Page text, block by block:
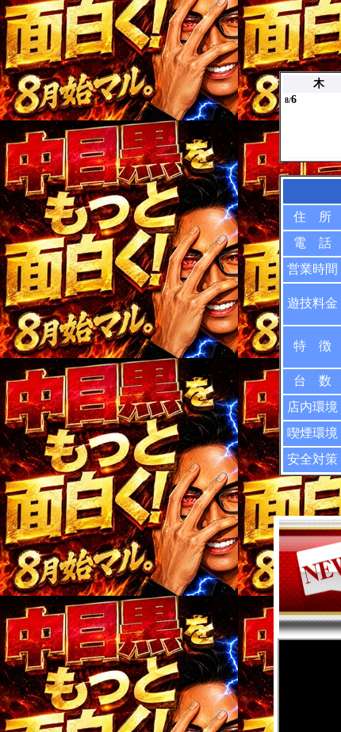
木
8/6
住 所
電 話
営業時間
遊技料金
特 徴
台 数
店内環境
喫煙環境
安全対策